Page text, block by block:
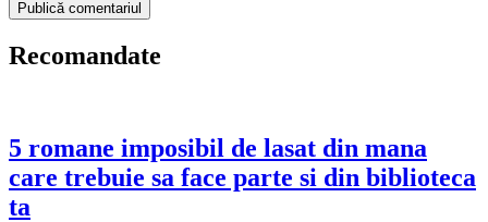
Recomandate
5 romane imposibil de lasat din mana
care trebuie sa face parte si din biblioteca
ta